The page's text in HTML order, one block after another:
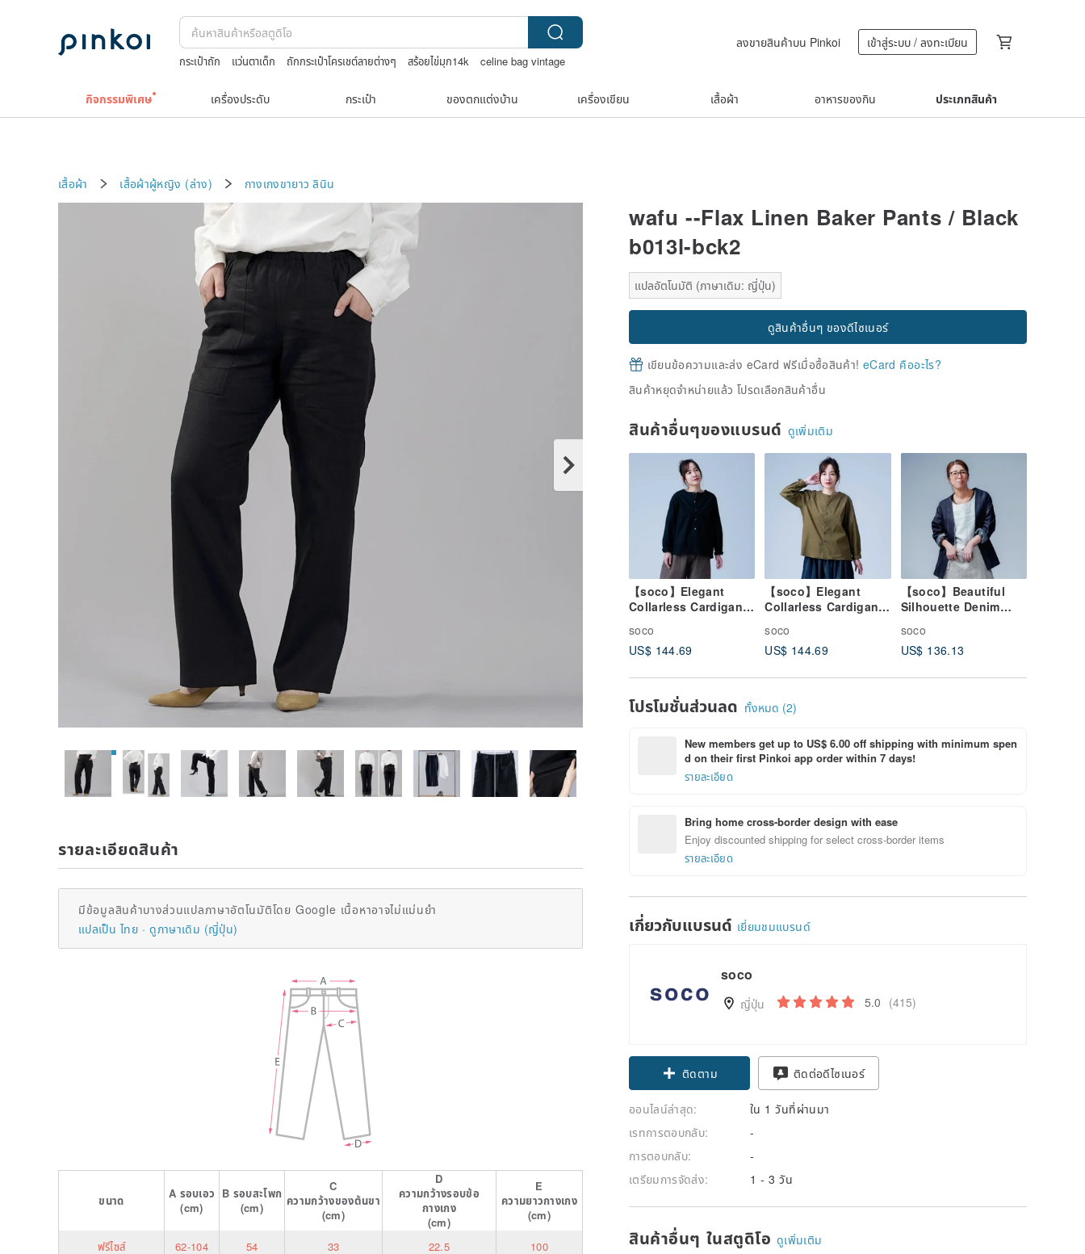
กระเป๋าถัก แว่นตาเด็ก ถักกระเป๋าโครเชต์ลายต่างๆ สร้อยไข่มุก14k
celine bag vintage
ลงขายสินค้าบน Pinkoi เข้าสู่ระบบ / ลงทะเบียน
กิจกรรมพิเศษ เครื่องประดับ กระเป๋า ของตกแต่งบ้าน เครื่องเขียน เสื้อผ้า อาหารของกิน ประเภทสินค้า
เสื้อผ้า เสื้อผ้าผู้หญิง (ล่าง) กางเกงขายาว ลินิน
wafu --Flax Linen Baker Pants / Black
b013l-bck2
แปลอัตโนมัติ (ภาษาเดิม: ญี่ปุ่น)
ดูสินค้าอื่นๆ ของดีไซเนอร์
เขียนข้อความและส่ง eCard ฟรีเมื่อซื้อสินค้า! eCard คืออะไร?
สินค้าหยุดจำหน่ายแล้ว โปรดเลือกสินค้าอื่น
สินค้าอื่นๆของแบรนด์ ดูเพิ่มเติม
【soco】Elegant
Collarless Cardigan
Silhouette / Black
h025d-bck1
soco
US$ 144.69
【soco】Elegant
Collarless Cardigan
Silhouette / Olive
Drab h025d-olr1
soco
US$ 144.69
【soco】Beautiful
Silhouette Denim
Indigo h042f-din2
soco
US$ 136.13
โปรโมชั่นส่วนลด ทั้งหมด (2)
New members get up to US$ 6.00 off shipping with minimum spen
d on their first Pinkoi app order within 7 days!
รายละเอียด
Bring home cross-border design with ease
Enjoy discounted shipping for select cross-border items
รายละเอียด
เกี่ยวกับแบรนด์ เยี่ยมชมแบรนด์
soco
ญี่ปุ่น 5.0 (415)
Claim coupon
ติดตาม
ติดต่อดีไซเนอร์
ออนไลน์ล่าสุด:
ใน 1 วันที่ผ่านมา
เรทการตอบกลับ:
-
การตอบกลับ:
-
เตรียมการจัดส่ง:
1 - 3 วัน
สินค้าอื่นๆ ในสตูดิโอ ดูเพิ่มเติม
รายละเอียดสินค้า
มีข้อมูลสินค้าบางส่วนแปลภาษาอัตโนมัติโดย Google เนื้อหาอาจไม่แม่นยำ
แปลเป็น ไทย
ดูภาษาเดิม (ญี่ปุ่น)
ขนาด A รอบเอว
(cm)
B รอบสะโพก
(cm)
C
ความกว้างของต้นขา
(cm)
D
ความกว้างรอบข้อ
กางเกง
(cm)
E
ความยาวกางเกง
(cm)
ฟรีไซส์ 62-104 54 33 22.5 100